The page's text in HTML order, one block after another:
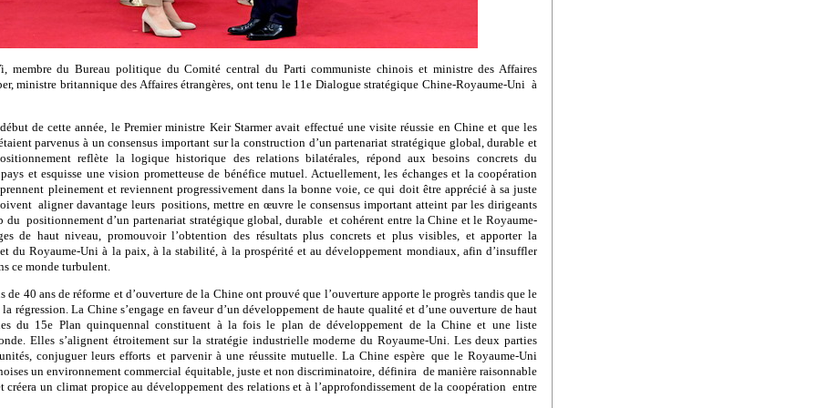
membre du Bureau politique du Comité central du Parti communiste chinois et ministre des Affaires
ministre britannique des Affaires étrangères, ont tenu le 11e Dialogue stratégique Chine-Royaume-Uni à
de cette année, le Premier ministre Keir Starmer avait effectué une visite réussie en Chine et que les
parvenus à un consensus important sur la construction d’un partenariat stratégique global, durable et
reflète la logique historique des relations bilatérales, répond aux besoins concrets du
et esquisse une vision prometteuse de bénéfice mutuel. Actuellement, les échanges et la coopération
pleinement et reviennent progressivement dans la bonne voie, ce qui doit être apprécié à sa juste
aligner davantage leurs positions, mettre en œuvre le consensus important atteint par les dirigeants
du positionnement d’un partenariat stratégique global, durable et cohérent entre la Chine et le Royaume-
de haut niveau, promouvoir l’obtention des résultats plus concrets et plus visibles, et apporter la
du Royaume-Uni à la paix, à la stabilité, à la prospérité et au développement mondiaux, afin d’insuffler
ce monde turbulent.
de 40 ans de réforme et d’ouverture de la Chine ont prouvé que l’ouverture apporte le progrès tandis que le
régression. La Chine s’engage en faveur d’un développement de haute qualité et d’une ouverture de haut
du 15e Plan quinquennal constituent à la fois le plan de développement de la Chine et une liste
Elles s’alignent étroitement sur la stratégie industrielle moderne du Royaume-Uni. Les deux parties
conjuguer leurs efforts et parvenir à une réussite mutuelle. La Chine espère que le Royaume-Uni
un environnement commercial équitable, juste et non discriminatoire, définira de manière raisonnable
créera un climat propice au développement des relations et à l’approfondissement de la coopération entre